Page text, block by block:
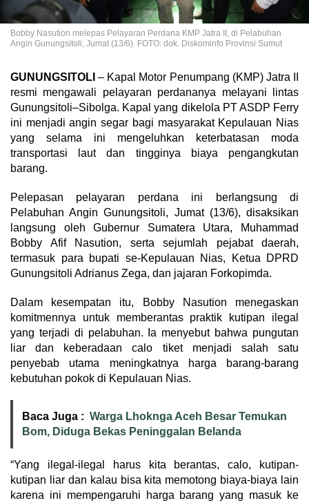
Bobby Nasution melepas Pelayaran Perdana KMP Jatra II, di Pelabuhan
Angin Gunungsitoli, Jumat (13/6). FOTO: dok. Diskominfo Provinsi Sumut
GUNUNGSITOLI – Kapal Motor Penumpang (KMP) Jatra II
resmi mengawali pelayaran perdananya melayani lintas
Gunungsitoli–Sibolga. Kapal yang dikelola PT ASDP Ferry
ini menjadi angin segar bagi masyarakat Kepulauan Nias
yang selama ini mengeluhkan keterbatasan moda
transportasi laut dan tingginya biaya pengangkutan
barang.
Pelepasan pelayaran perdana ini berlangsung di
Pelabuhan Angin Gunungsitoli, Jumat (13/6), disaksikan
langsung oleh Gubernur Sumatera Utara, Muhammad
Bobby Afif Nasution, serta sejumlah pejabat daerah,
termasuk para bupati se-Kepulauan Nias, Ketua DPRD
Gunungsitoli Adrianus Zega, dan jajaran Forkopimda.
Dalam kesempatan itu, Bobby Nasution menegaskan
komitmennya untuk memberantas praktik kutipan ilegal
yang terjadi di pelabuhan. Ia menyebut bahwa pungutan
liar dan keberadaan calo tiket menjadi salah satu
penyebab utama meningkatnya harga barang-barang
kebutuhan pokok di Kepulauan Nias.
Baca Juga : Warga Lhoknga Aceh Besar Temukan
Bom, Diduga Bekas Peninggalan Belanda
“Yang ilegal-ilegal harus kita berantas, calo, kutipan-
kutipan liar dan kalau bisa kita memotong biaya-biaya lain
karena ini mempengaruhi harga barang yang masuk ke